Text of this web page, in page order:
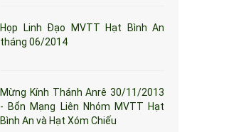
Họp Linh Đạo MVTT Hạt Bình An
tháng 06/2014
Mừng Kính Thánh Anrê 30/11/2013
- Bổn Mạng Liên Nhóm MVTT Hạt
Bình An và Hạt Xóm Chiếu